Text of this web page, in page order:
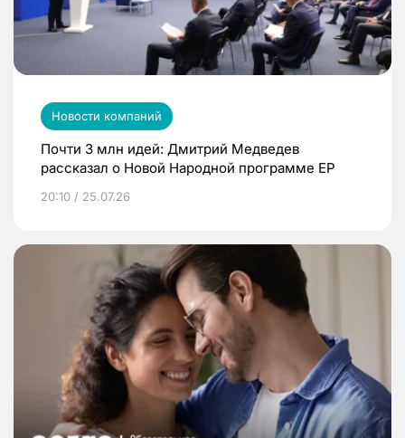
Новости компаний
Почти 3 млн идей: Дмитрий Медведев
рассказал о Новой Народной программе ЕР
20:10 / 25.07.26